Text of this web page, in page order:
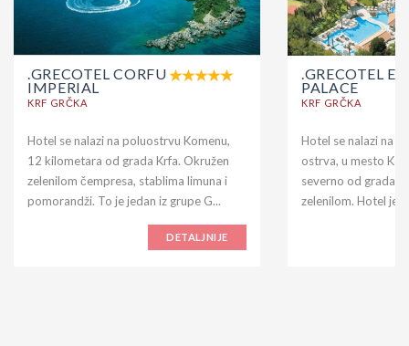
.GRECOTEL CORFU
IMPERIAL
KRF GRČKA
Hotel se nalazi na poluostrvu Komenu,
12 kilometara od grada Krfa. Okružen
zelenilom čempresa, stablima limuna i
pomorandži. To je jedan iz grupe G...
DETALJNIJE
.GRECOTEL
PALACE
KRF GRČKA
Hotel se nalazi na
ostrva, u mesto
severno od grada
zelenilom. Hotel je